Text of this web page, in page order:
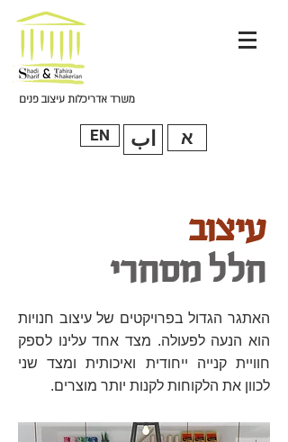
משרד אדריכלות עיצוב פנים
עיצוב
חלל מסחרי
האתגר הגדול בפרויקטים של עיצוב חנויות
הוא הנעה לפעולה. מצד אחד עלינו לספק
חוויית קנייה ייחודית ואיכותית ומצד שני
לכוון את הלקוחות לקנות יותר מוצרים.
EN اب א